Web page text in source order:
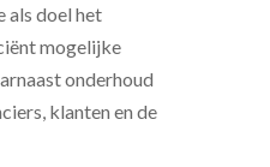
als doel het
mogelijke
onderhoud
klanten en de